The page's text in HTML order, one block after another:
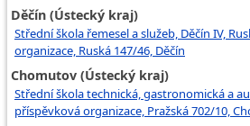
Děčín (Ústecký kraj)
Střední škola řemesel a služeb, Děčín IV,
organizace, Ruská 147/46, Děčín
Chomutov (Ústecký kraj)
Střední škola technická, gastronomická a
příspěvková organizace, Pražská 702/10,